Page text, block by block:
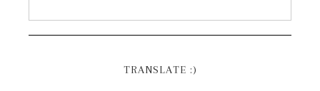
TRANSLATE :)